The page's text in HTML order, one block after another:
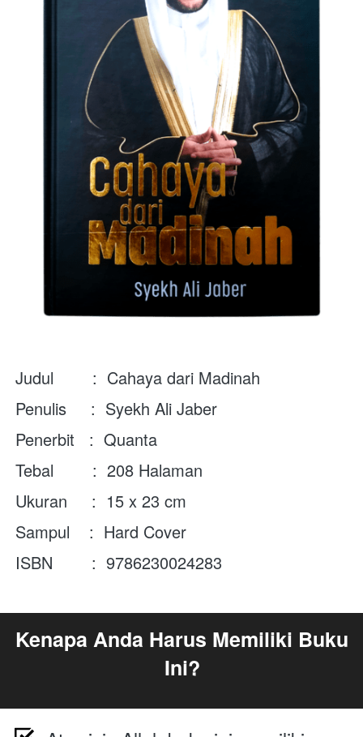
Judul        :  Cahaya dari Madinah
Penulis     :  Syekh Ali Jaber
Penerbit   :  Quanta
Tebal        :  208 Halaman
Ukuran     :  15 x 23 cm
Sampul    :  Hard Cover
ISBN        :  9786230024283
Kenapa Anda Harus Memiliki Buku
Ini?